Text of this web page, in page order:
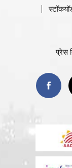
प्रेस